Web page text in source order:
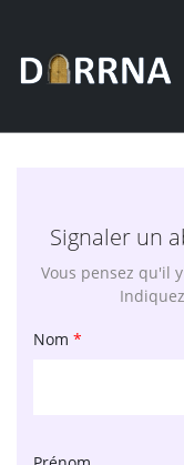
Signaler un
Vous pensez qu'il
Nom *